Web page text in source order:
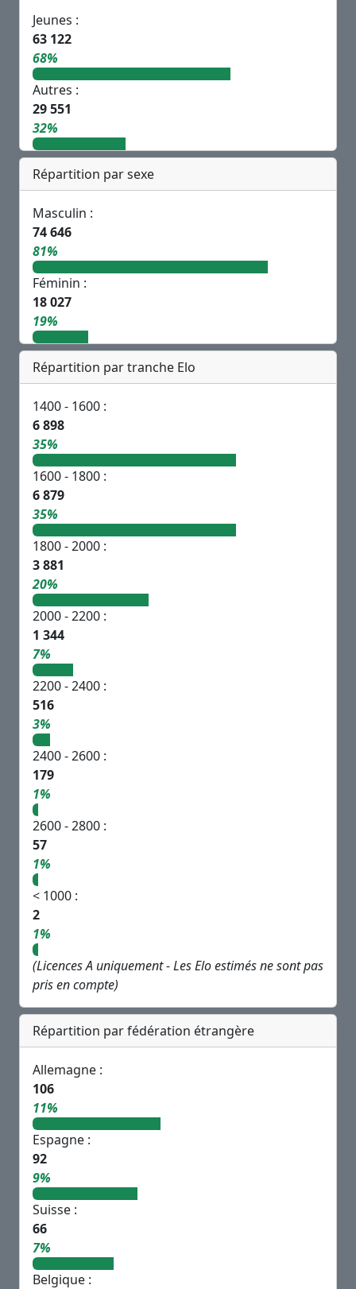
Jeunes :
63 122
68%
Autres :
29 551
32%
Répartition par sexe
Masculin :
74 646
81%
Féminin :
18 027
19%
Répartition par tranche Elo
1400 - 1600 :
6 898
35%
1600 - 1800 :
6 879
35%
1800 - 2000 :
3 881
20%
2000 - 2200 :
1 344
7%
2200 - 2400 :
516
3%
2400 - 2600 :
179
1%
2600 - 2800 :
57
1%
< 1000 :
2
1%
(Licences A uniquement - Les Elo estimés ne sont pas
pris en compte)
Répartition par fédération étrangère
Allemagne :
106
11%
Espagne :
92
9%
Suisse :
66
7%
Belgique :